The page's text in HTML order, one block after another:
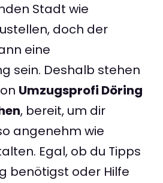
Stadt wie
doch der
eine
sein. Deshalb stehen
Umzugsprofi Döring
, bereit, um dir
angenehm wie
Egal, ob du Tipps
benötigst oder Hilfe